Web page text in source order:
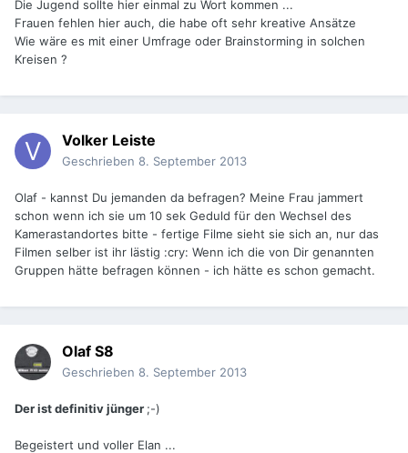
Die Jugend sollte hier einmal zu Wort kommen ...
Frauen fehlen hier auch, die habe oft sehr kreative Ansätze
Wie wäre es mit einer Umfrage oder Brainstorming in solchen
Kreisen ?
Volker Leiste
Geschrieben 8. September 2013
Olaf - kannst Du jemanden da befragen? Meine Frau jammert
schon wenn ich sie um 10 sek Geduld für den Wechsel des
Kamerastandortes bitte - fertige Filme sieht sie sich an, nur das
Filmen selber ist ihr lästig :cry: Wenn ich die von Dir genannten
Gruppen hätte befragen können - ich hätte es schon gemacht.
Olaf S8
Geschrieben 8. September 2013
Der ist definitiv jünger ;-)
Begeistert und voller Elan ...